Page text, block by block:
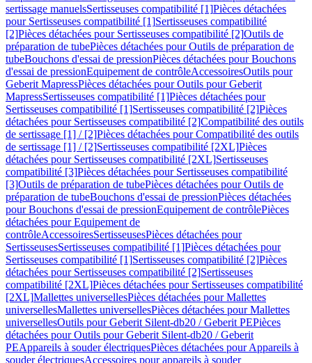
sertissage manuelsSertisseuses compatibilité [1]Pièces détachées
pour Sertisseuses compatibilité [1]Sertisseuses compatibilité
[2]Pièces détachées pour Sertisseuses compatibilité [2]Outils de
préparation de tubePièces détachées pour Outils de préparation de
tubeBouchons d'essai de pressionPièces détachées pour Bouchons
d'essai de pressionEquipement de contrôleAccessoiresOutils pour
Geberit MapressPièces détachées pour Outils pour Geberit
MapressSertisseuses compatibilité [1]Pièces détachées pour
Sertisseuses compatibilité [1]Sertisseuses compatibilité [2]Pièces
détachées pour Sertisseuses compatibilité [2]Compatibilité des outils
de sertissage [1] / [2]Pièces détachées pour Compatibilité des outils
de sertissage [1] / [2]Sertisseuses compatibilité [2XL]Pièces
détachées pour Sertisseuses compatibilité [2XL]Sertisseuses
compatibilité [3]Pièces détachées pour Sertisseuses compatibilité
[3]Outils de préparation de tubePièces détachées pour Outils de
préparation de tubeBouchons d'essai de pressionPièces détachées
pour Bouchons d'essai de pressionEquipement de contrôlePièces
détachées pour Equipement de
contrôleAccessoiresSertisseusesPièces détachées pour
SertisseusesSertisseuses compatibilité [1]Pièces détachées pour
Sertisseuses compatibilité [1]Sertisseuses compatibilité [2]Pièces
détachées pour Sertisseuses compatibilité [2]Sertisseuses
compatibilité [2XL]Pièces détachées pour Sertisseuses compatibilité
[2XL]Mallettes universellesPièces détachées pour Mallettes
universellesMallettes universellesPièces détachées pour Mallettes
universellesOutils pour Geberit Silent-db20 / Geberit PEPièces
détachées pour Outils pour Geberit Silent-db20 / Geberit
PEAppareils à souder électriquesPièces détachées pour Appareils à
souder électriquesAccessoires pour appareils à souder